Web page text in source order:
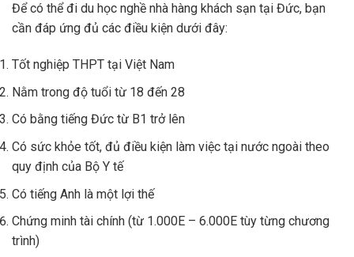
Để có thể đi du học nghề nhà hàng khách sạn tại Đức, bạn
cần đáp ứng đủ các điều kiện dưới đây:
Tốt nghiệp THPT tại Việt Nam
Nằm trong độ tuổi từ 18 đến 28
Có bằng tiếng Đức từ B1 trở lên
Có sức khỏe tốt, đủ điều kiện làm việc tại nước ngoài theo
quy định của Bộ Y tế
Có tiếng Anh là một lợi thế
Chứng minh tài chính (từ 1.000E – 6.000E tùy từng chương
trình)